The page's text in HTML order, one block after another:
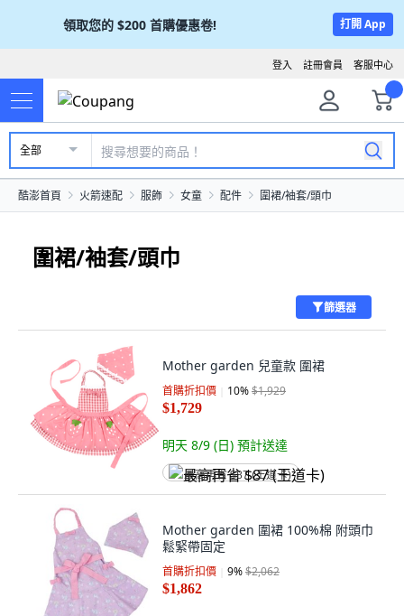
領取您的 $200 首購優惠卷! 打開 App
客服中心
註冊會員
登入
全部
酷澎首頁 火箭速配 服飾 女童 配件 圍裙/袖套/頭巾
圍裙/袖套/頭巾
篩選器
Mother garden 兒童款 圍裙
首購折扣價 10%$1,929
$1,729
明天 8/9 (日) 預計送達
最高再省 $87 (王道卡)
Mother garden 圍裙 100%棉 附頭巾
鬆緊帶固定
首購折扣價 9%$2,062
$1,862